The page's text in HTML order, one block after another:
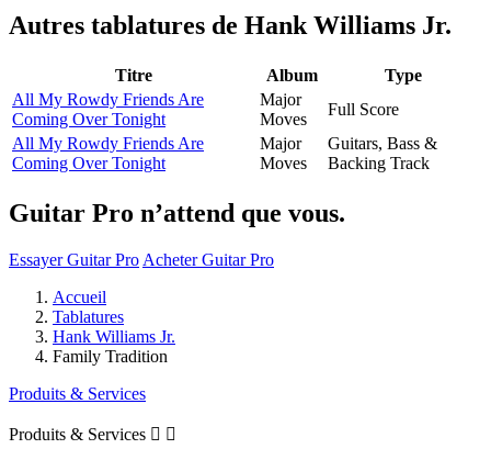
Autres tablatures de Hank Williams Jr.
Titre Album
Type
All My Rowdy Friends Are
Coming Over Tonight
Major
Moves
Full Score
All My Rowdy Friends Are
Coming Over Tonight
Major
Moves
Guitars, Bass &
Backing Track
Guitar Pro n’attend que vous.
Essayer Guitar Pro Acheter Guitar Pro
Accueil
Tablatures
Hank Williams Jr.
Family Tradition
Produits & Services
Produits & Services  